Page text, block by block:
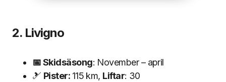
2. Livigno
📅 Skidsäsong: November – april
🎿 Pister: 115 km, Liftar: 30